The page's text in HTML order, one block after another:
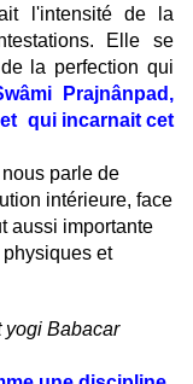
l'intensité de la
Elle se
la perfection qui
Prajnânpad,
qui incarnait cet
parle de
intérieure, face
aussi importante
et
yogi Babacar